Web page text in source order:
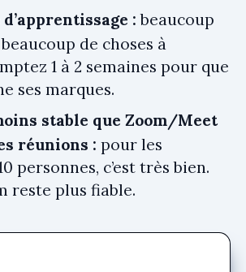
: beaucoup
de choses à
1 à 2 semaines pour que
ses marques.
stable que Zoom/Meet
réunions : pour les
personnes, c’est très bien.
reste plus fiable.